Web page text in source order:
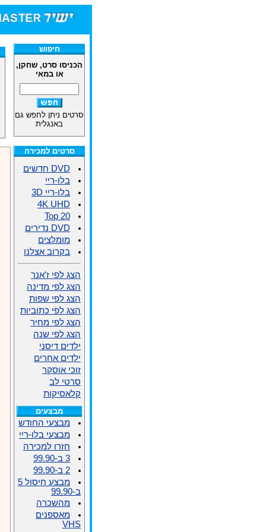
חיפוש
הכניסו סרט, שחקן,
או במאי
סרטים ניתן לחפש גם
באנגלית
סרטים למכירה
DVD חדשים
בלו-ריי
בלו-ריי 3D
4K UHD
Top 20
DVD נדירים
מומלצים
בקרוב אצלנו
הצג לפי ז'אנר
הצג לפי מדינה
הצג לפי שפות
הצג לפי כתוביות
הצג לפי מחיר
הצג לפי שנה
ילדים דיסני
ילדים אחרים
זוכי אוסקר
סרטי לב
קלאסיקות
מבצעים
מבצעי החודש
מבצעי בלו-ריי
חזרו למכירה
3 ב-99.90
2 ב-99.90
מבצע חיסול 5
ב-99.90
מהשכרה
מאספנים
VHS